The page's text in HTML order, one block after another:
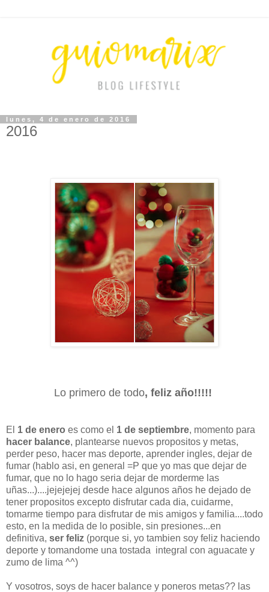
lunes, 4 de enero de 2016
2016
Lo primero de todo, feliz año!!!!!
El 1 de enero es como el 1 de septiembre, momento para
hacer balance, plantearse nuevos propositos y metas,
perder peso, hacer mas deporte, aprender ingles, dejar de
fumar (hablo asi, en general =P que yo mas que dejar de
fumar, que no lo hago seria dejar de morderme las
uñas...)....jejejejej desde hace algunos años he dejado de
tener propositos excepto disfrutar cada dia, cuidarme,
tomarme tiempo para disfrutar de mis amigos y familia....todo
esto, en la medida de lo posible, sin presiones...en
definitiva, ser feliz (porque si, yo tambien soy feliz haciendo
deporte y tomandome una tostada integral con aguacate y
zumo de lima ^^)
Y vosotros, soys de hacer balance y poneros metas?? las